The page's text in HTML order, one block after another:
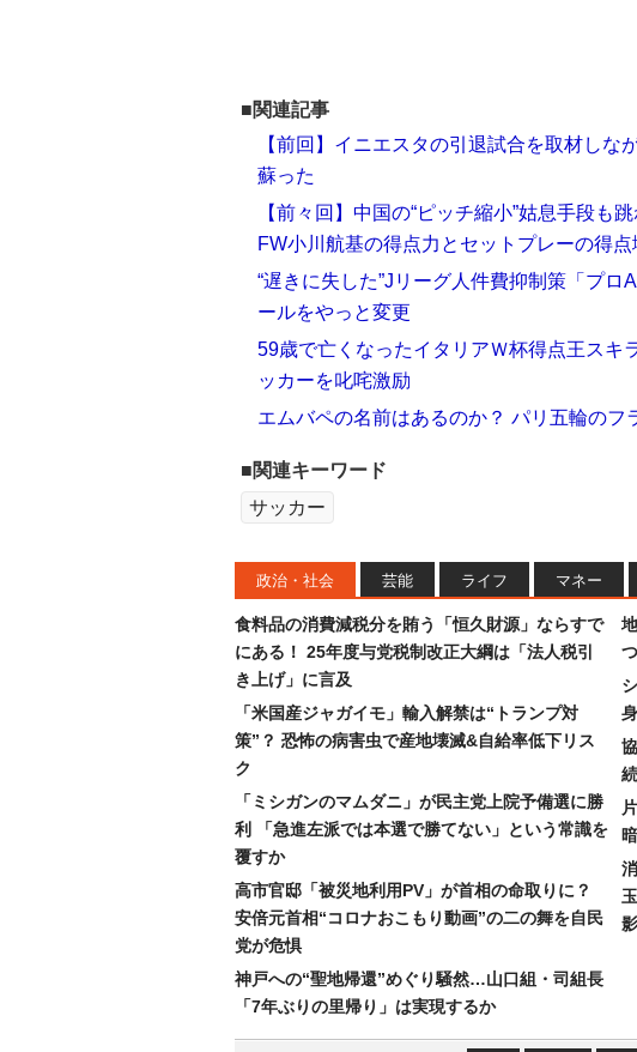
■関連記事
【前回】イニエスタの引退試合を取材し
蘇った
【前々回】中国の“ピッチ縮小”姑息手段も
FW小川航基の得点力とセットプレーの得点
“遅きに失した”Jリーグ人件費抑制策「プ
ールをやっと変更
59歳で亡くなったイタリアＷ杯得点王ス
ッカーを叱咤激励
エムバペの名前はあるのか？ パリ五輪のフ
■関連キーワード
サッカー
政治・社会 芸能 ライフ マネー
食料品の消費減税分を賄う「恒久財源」ならすで
にある！ 25年度与党税制改正大綱は「法人税引
き上げ」に言及
「米国産ジャガイモ」輸入解禁は“トランプ対
策”？ 恐怖の病害虫で産地壊滅&自給率低下リス
ク
「ミシガンのマムダニ」が民主党上院予備選に勝
利 「急進左派では本選で勝てない」という常識を
覆すか
高市官邸「被災地利用PV」が首相の命取りに？
安倍元首相“コロナおこもり動画”の二の舞を自民
党が危惧
神戸への“聖地帰還”めぐり騒然…山口組・司組長
「7年ぶりの里帰り」は実現するか
影